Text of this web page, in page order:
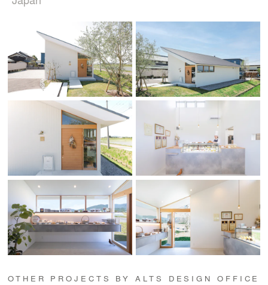
OTHER PROJECTS BY ALTS DESIGN OFFICE